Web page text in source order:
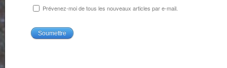
Prévenez-moi de tous les nouveaux articles par e-mail.